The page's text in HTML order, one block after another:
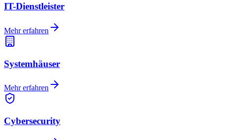
IT-Dienstleister
Mehr erfahren
Systemhäuser
Mehr erfahren
Cybersecurity